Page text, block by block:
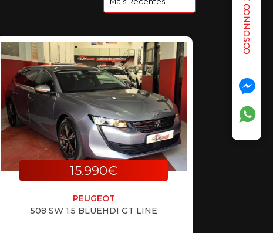
15.990€
PEUGEOT
508 SW 1.5 BLUEHDI GT LINE
FALE CONNOSCO